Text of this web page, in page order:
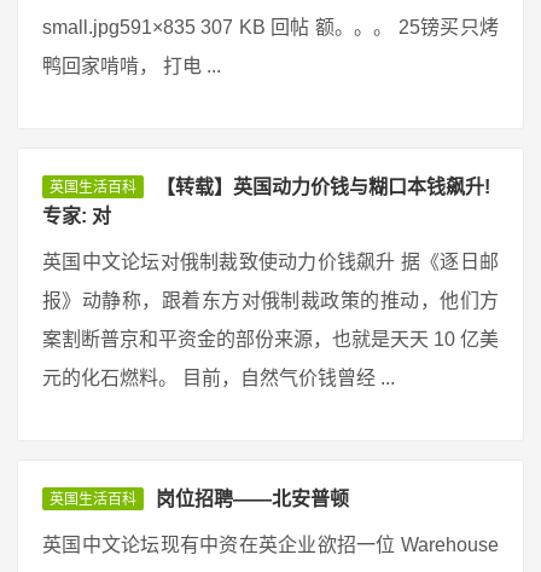
small.jpg591×835 307 KB 回帖 额。。。 25镑买只烤
鸭回家啃啃， 打电 ...
英国生活百科
【转载】英国动力价钱与糊口本钱飙升!
专家: 对
英国中文论坛对俄制裁致使动力价钱飙升 据《逐日邮
报》动静称，跟着东方对俄制裁政策的推动，他们方
案割断普京和平资金的部份来源，也就是天天 10 亿美
元的化石燃料。 目前，自然气价钱曾经 ...
英国生活百科 岗位招聘——北安普顿
英国中文论坛现有中资在英企业欲招一位 Warehouse